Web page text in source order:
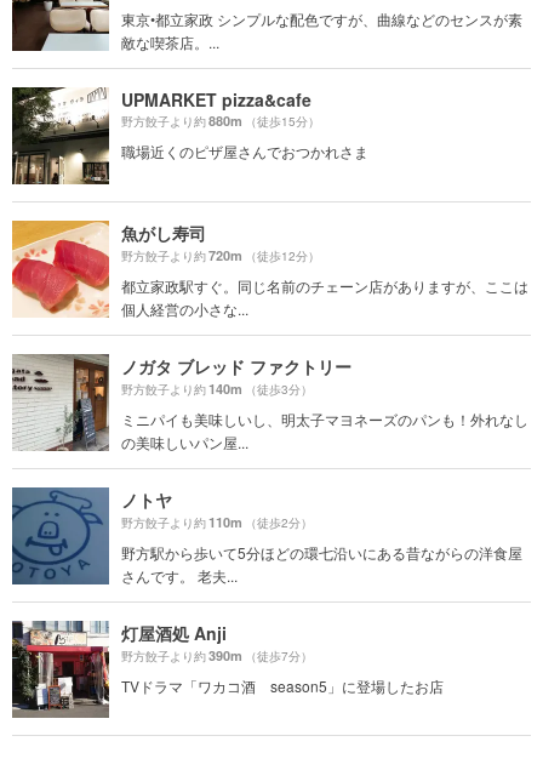
東京•都立家政 シンプルな配色ですが、曲線などのセンスが素
敵な喫茶店。...
UPMARKET pizza&cafe
野方餃子より約880m （徒歩15分）
職場近くのピザ屋さんでおつかれさま
魚がし寿司
野方餃子より約720m （徒歩12分）
都立家政駅すぐ。同じ名前のチェーン店がありますが、ここは
個人経営の小さな...
ノガタ ブレッド ファクトリー
野方餃子より約140m （徒歩3分）
ミニパイも美味しいし、明太子マヨネーズのパンも！外れなし
の美味しいパン屋...
ノトヤ
野方餃子より約110m （徒歩2分）
野方駅から歩いて5分ほどの環七沿いにある昔ながらの洋食屋
さんです。 老夫...
灯屋酒処 Anji
野方餃子より約390m （徒歩7分）
TVドラマ「ワカコ酒 season5」に登場したお店